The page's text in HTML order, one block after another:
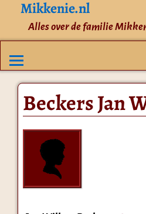
Mikkenie.nl
Alles over de familie
Beckers Jan